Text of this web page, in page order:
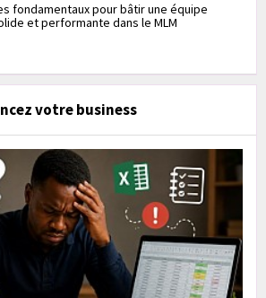
fondamentaux pour bâtir une équipe
et performante dans le MLM
votre business